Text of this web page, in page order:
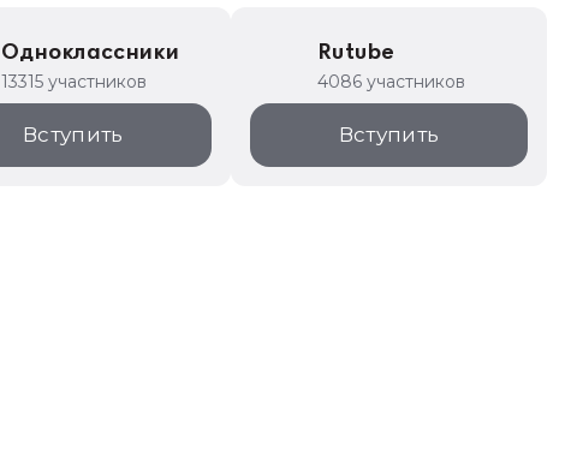
Одноклассники
13315 участников
Вступить
Rutube
4086 участников
Вступить